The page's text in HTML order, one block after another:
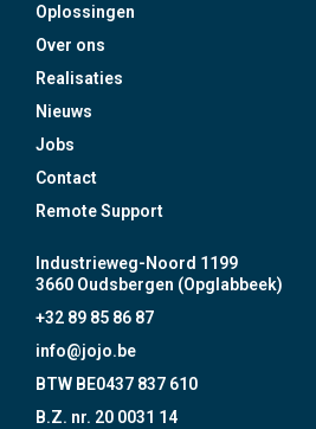
Oplossingen
Over ons
Realisaties
Nieuws
Jobs
Contact
Remote Support
Industrieweg-Noord 1199
3660 Oudsbergen (Opglabbeek)
+32 89 85 86 87
info@jojo.be
BTW BE0437 837 610
B.Z. nr. 20 0031 14